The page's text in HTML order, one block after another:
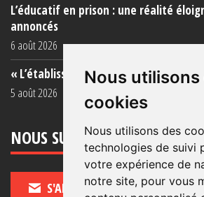
Nous utilisons
cookies
Nous utilisons des
technologies de suivi
votre expérience de
notre site, pour vous
L’éducatif en prison : une réalité
annoncés
6 août 2026
« L’établissement est une porcherie
5 août 2026
NOUS SUIVRE
S'ABONNER